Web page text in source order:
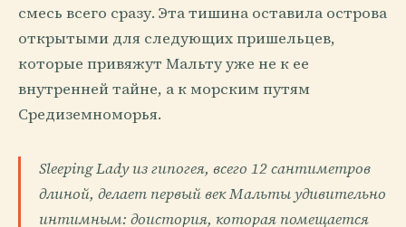
смесь всего сразу. Эта тишина оставила острова
открытыми для следующих пришельцев,
которые привяжут Мальту уже не к ее
внутренней тайне, а к морским путям
Средиземноморья.
Sleeping Lady из гипогея, всего 12 сантиметров
длиной, делает первый век Мальты удивительно
интимным: доистория, которая помещается